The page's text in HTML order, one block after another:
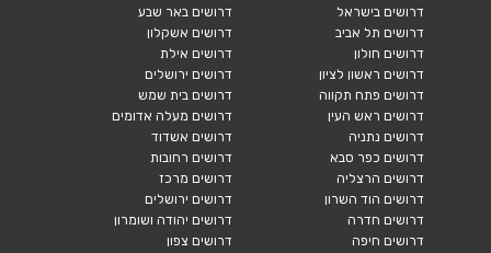
דרושים בישראל
דרושים תל אביב
דרושים חולון
דרושים ראשון לציון
דרושים פתח תקווה
דרושים ראש העין
דרושים נתניה
דרושים כפר סבא
דרושים הרצליה
דרושים הוד השרון
דרושים חדרה
דרושים חיפה
דרושים באר שבע
דרושים אשקלון
דרושים אילת
דרושים ירושלים
דרושים בית שמש
דרושים מעלה אדומים
דרושים אשדוד
דרושים רחובות
דרושים מרכז
דרושים ירושלים
דרושים יהודה ושומרון
דרושים צפון